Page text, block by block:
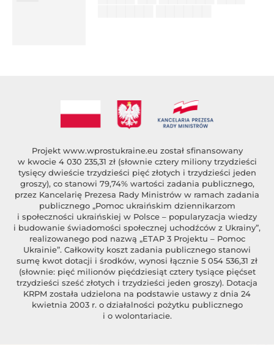
Projekt www.wprostukraine.eu został sfinansowany
w kwocie 4 030 235,31 zł (słownie cztery miliony trzydzieści
tysięcy dwieście trzydzieści pięć złotych i trzydzieści jeden
groszy), co stanowi 79,74% wartości zadania publicznego,
przez Kancelarię Prezesa Rady Ministrów w ramach zadania
publicznego „Pomoc ukraińskim dziennikarzom
i społeczności ukraińskiej w Polsce – popularyzacja wiedzy
i budowanie świadomości społecznej uchodźców z Ukrainy”,
realizowanego pod nazwą „ETAP 3 Projektu – Pomoc
Ukrainie”. Całkowity koszt zadania publicznego stanowi
sumę kwot dotacji i środków, wynosi łącznie 5 054 536,31 zł
(słownie: pięć milionów pięćdziesiąt cztery tysiące pięćset
trzydzieści sześć złotych i trzydzieści jeden groszy). Dotacja
KRPM została udzielona na podstawie ustawy z dnia 24
kwietnia 2003 r. o działalności pożytku publicznego
i o wolontariacie.